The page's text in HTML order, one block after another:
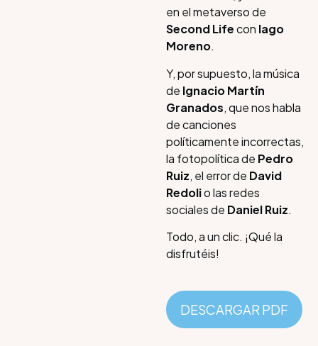
en el metaverso de
Second Lifecon Iago
Moreno.
Y, por supuesto, la música
de Ignacio Martín
Granados, que nos habla
de canciones
políticamente incorrectas,
la fotopolítica de Pedro
Ruiz, el error de David
Redolio las redes
sociales de Daniel Ruiz.
Todo, a un clic. ¡Qué la
disfrutéis!
DESCARGAR PDF